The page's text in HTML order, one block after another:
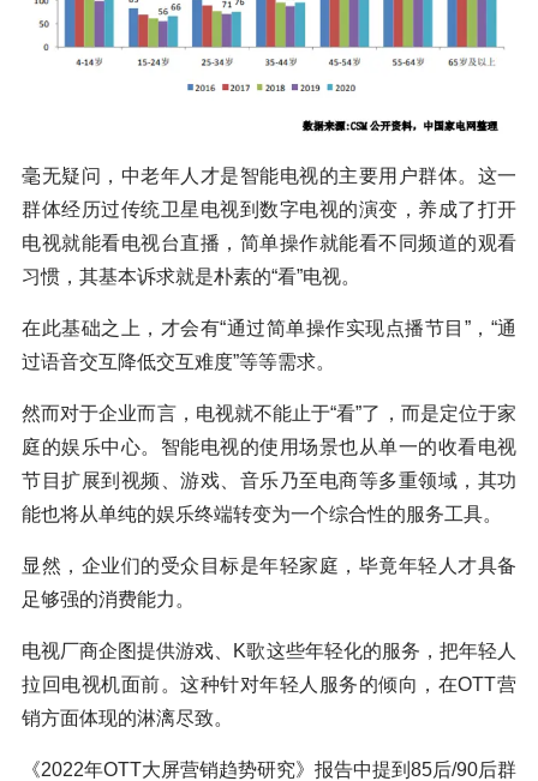
毫无疑问，中老年人才是智能电视的主要用户群体。这一
群体经历过传统卫星电视到数字电视的演变，养成了打开
电视就能看电视台直播，简单操作就能看不同频道的观看
习惯，其基本诉求就是朴素的“看”电视。
在此基础之上，才会有“通过简单操作实现点播节目”，“通
过语音交互降低交互难度”等等需求。
然而对于企业而言，电视就不能止于“看”了，而是定位于家
庭的娱乐中心。智能电视的使用场景也从单一的收看电视
节目扩展到视频、游戏、音乐乃至电商等多重领域，其功
能也将从单纯的娱乐终端转变为一个综合性的服务工具。
显然，企业们的受众目标是年轻家庭，毕竟年轻人才具备
足够强的消费能力。
电视厂商企图提供游戏、K歌这些年轻化的服务，把年轻人
拉回电视机面前。这种针对年轻人服务的倾向，在OTT营
销方面体现的淋漓尽致。
《2022年OTT大屏营销趋势研究》报告中提到85后/90后群